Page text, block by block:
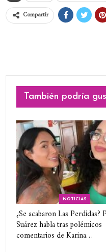
Compartir
También podría
NOTICIAS
¿Se acabaron Las Perdidas?
Suárez habla tras polémicos
comentarios de Karina…